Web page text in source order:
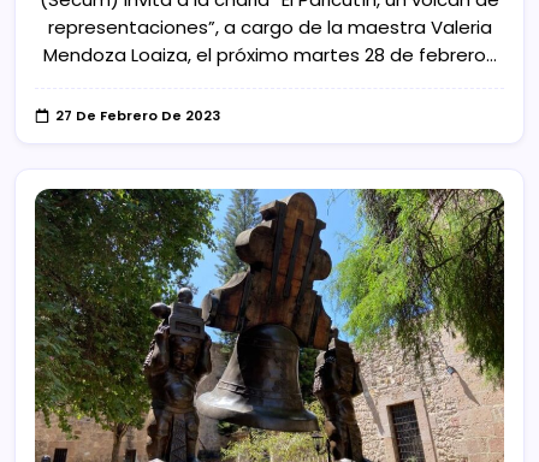
representaciones”, a cargo de la maestra Valeria
Mendoza Loaiza, el próximo martes 28 de febrero…
27 De Febrero De 2023